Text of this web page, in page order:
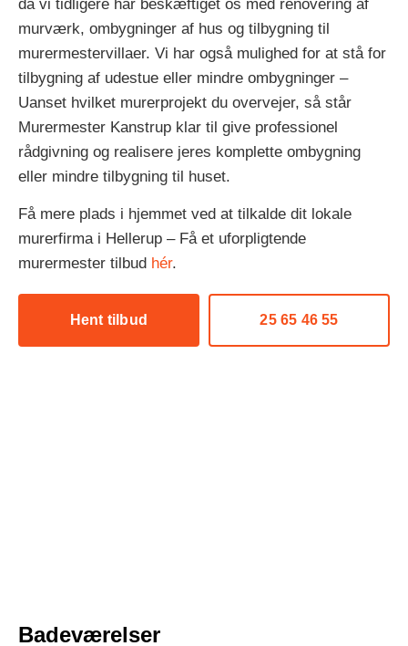
da vi tidligere har beskæftiget os med renovering af
murværk, ombygninger af hus og tilbygning til
murermestervillaer. Vi har også mulighed for at stå for
tilbygning af udestue eller mindre ombygninger –
Uanset hvilket murerprojekt du overvejer, så står
Murermester Kanstrup klar til give professionel
rådgivning og realisere jeres komplette ombygning
eller mindre tilbygning til huset.
Få mere plads i hjemmet ved at tilkalde dit lokale
murerfirma i Hellerup – Få et uforpligtende
murermester tilbud hér.
Hent tilbud 25 65 46 55
Badeværelser